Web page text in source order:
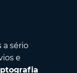
a sério
e